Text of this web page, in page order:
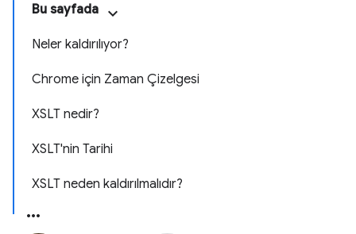
Bu sayfada
Neler kaldırılıyor?
Chrome için Zaman Çizelgesi
XSLT nedir?
XSLT'nin Tarihi
XSLT neden kaldırılmalıdır?